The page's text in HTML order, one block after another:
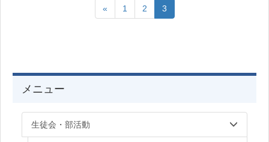
« 1 2 3
メニュー
生徒会・部活動